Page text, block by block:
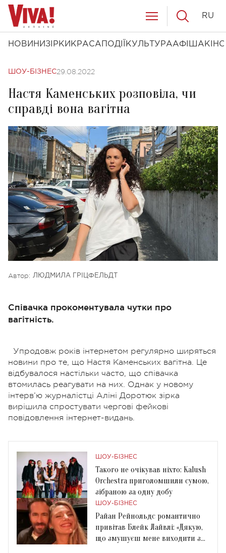
НОВИНИ ЗІРКИ КРАСА ПОДІЇ КУЛЬТУРААФІША КІНО
RU
ШОУ-БІЗНЕС29.08.2022
Настя Каменських розповіла, чи
справді вона вагітна
Автор: ЛЮДМИЛА ГРІЦФЕЛЬДТ
Співачка прокоментувала чутки про
вагітність.
Упродовж років інтернетом регулярно ширяться
новини про те, що Настя Каменських вагітна. Це
відбувалося настільки часто, що співачка
втомилась реагувати на них. Однак у новому
інтерв’ю журналістці Аліні Доротюк зірка
вирішила спростувати чергові фейкові
повідовлення інтернет-видань.
ШОУ-БІЗНЕС
Такого не очікував ніхто: Kalush
Orchestra приголомшили сумою,
зібраною за одну добу
ШОУ-БІЗНЕС
Райан Рейнольдс романтично
привітав Блейк Лайвлі: «Дякую,
що змушуєш мене виходити з